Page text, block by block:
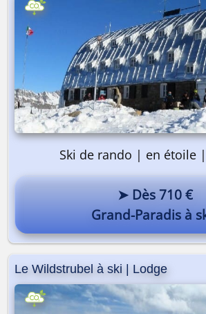
Pourquoi pas vous ? 😎
Ski de rando | en étoile
➤ Dès 710 €
Grand-Paradis à
Le Wildstrubel à ski | Lodge